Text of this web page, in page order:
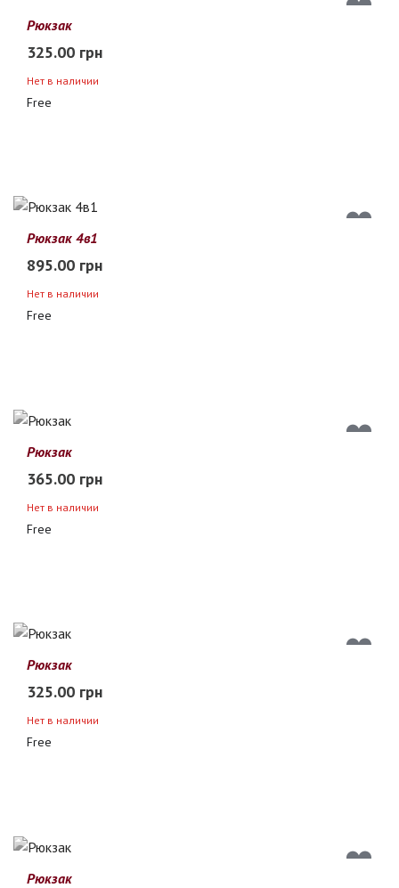
Рюкзак
325.00 грн
Нет в наличии
Free
Рюкзак 4в1
895.00 грн
Нет в наличии
Free
Рюкзак
365.00 грн
Нет в наличии
Free
Рюкзак
325.00 грн
Нет в наличии
Free
Рюкзак